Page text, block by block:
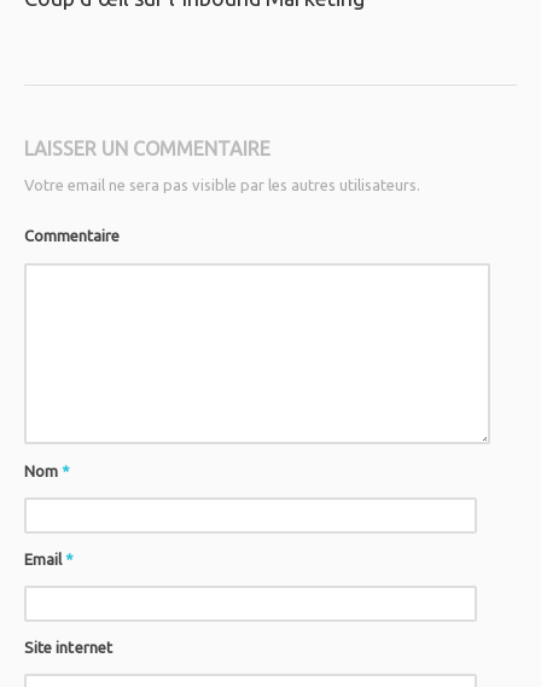
LAISSER UN COMMENTAIRE
Votre email ne sera pas visible par les autres utilisateurs.
Commentaire
Nom*
Email*
Site internet